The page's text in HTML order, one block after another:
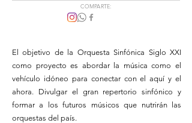
COMPARTE:
El objetivo de la Orquesta Sinfónica Siglo XXI
como proyecto es abordar la música como el
vehículo idóneo para conectar con el aquí y el
ahora. Divulgar el gran repertorio sinfónico y
formar a los futuros músicos que nutrirán las
orquestas del país.